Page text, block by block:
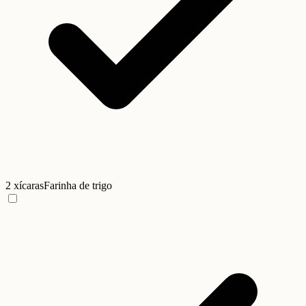
2 xícarasFarinha de trigo